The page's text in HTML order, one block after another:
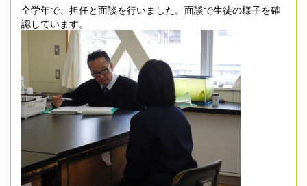
全学年で、担任と面談を行いました。面談で生徒の様子を確
認しています。